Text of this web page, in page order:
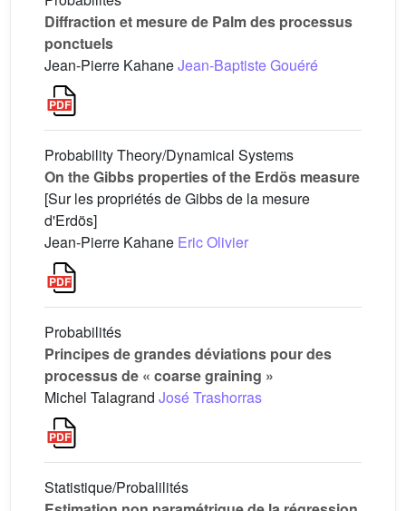
Diffraction et mesure de Palm des processus
ponctuels
Jean-Pierre KahaneJean-Baptiste Gouéré
Probability Theory/Dynamical Systems
On the Gibbs properties of the Erdös measure
[Sur les propriétés de Gibbs de la mesure
d'Erdös]
Jean-Pierre Kahane Eric Olivier
Probabilités
Principes de grandes déviations pour des
processus de « coarse graining »
Michel Talagrand José Trashorras
Statistique/Probalilités